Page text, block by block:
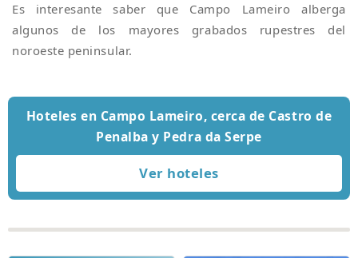
Es interesante saber que Campo Lameiro alberga
algunos de los mayores grabados rupestres del
noroeste peninsular.
Hoteles en Campo Lameiro, cerca de Castro de
Penalba y Pedra da Serpe